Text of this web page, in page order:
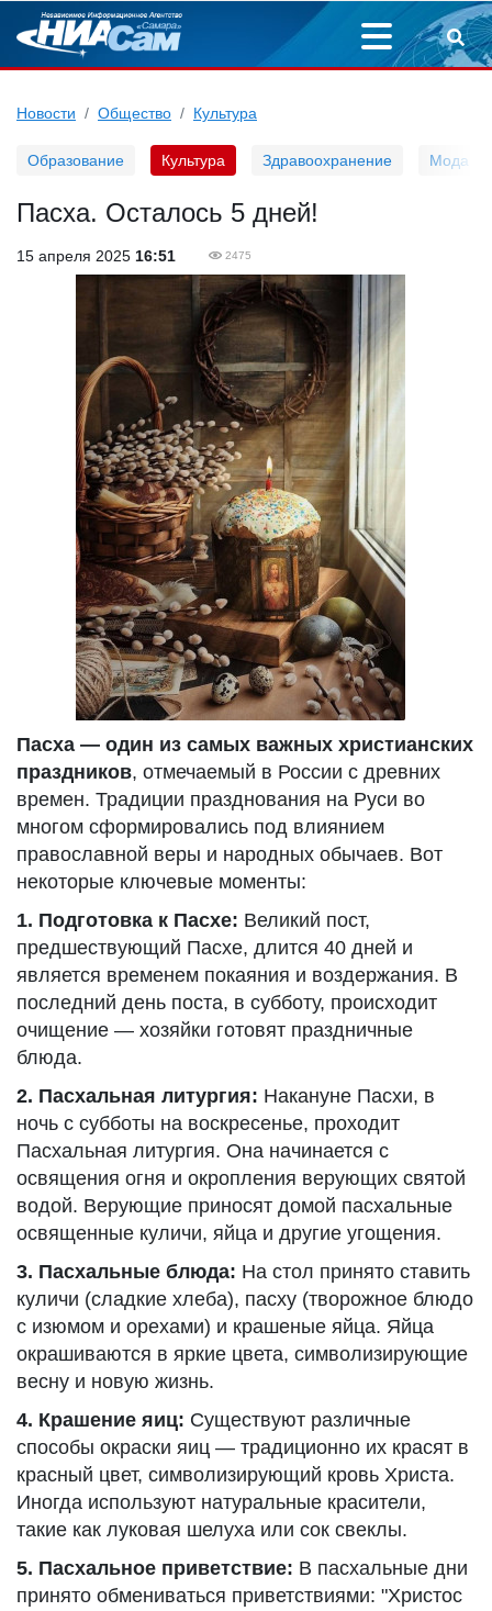
Новости Общество Культура
Образование Культура Здравоохранение Мода
Пасха. Осталось 5 дней!
15 апреля 2025 16:51 2475
Пасха — один из самых важных христианских
праздников, отмечаемый в России с древних
времен. Традиции празднования на Руси во
многом сформировались под влиянием
православной веры и народных обычаев. Вот
некоторые ключевые моменты:
1. Подготовка к Пасхе: Великий пост,
предшествующий Пасхе, длится 40 дней и
является временем покаяния и воздержания. В
последний день поста, в субботу, происходит
очищение — хозяйки готовят праздничные
блюда.
2. Пасхальная литургия: Накануне Пасхи, в
ночь с субботы на воскресенье, проходит
Пасхальная литургия. Она начинается с
освящения огня и окропления верующих святой
водой. Верующие приносят домой пасхальные
освященные куличи, яйца и другие угощения.
3. Пасхальные блюда: На стол принято ставить
куличи (сладкие хлеба), пасху (творожное блюдо
с изюмом и орехами) и крашеные яйца. Яйца
окрашиваются в яркие цвета, символизирующие
весну и новую жизнь.
4. Крашение яиц: Существуют различные
способы окраски яиц — традиционно их красят в
красный цвет, символизирующий кровь Христа.
Иногда используют натуральные красители,
такие как луковая шелуха или сок свеклы.
5. Пасхальное приветствие: В пасхальные дни
принято обмениваться приветствиями: "Христос